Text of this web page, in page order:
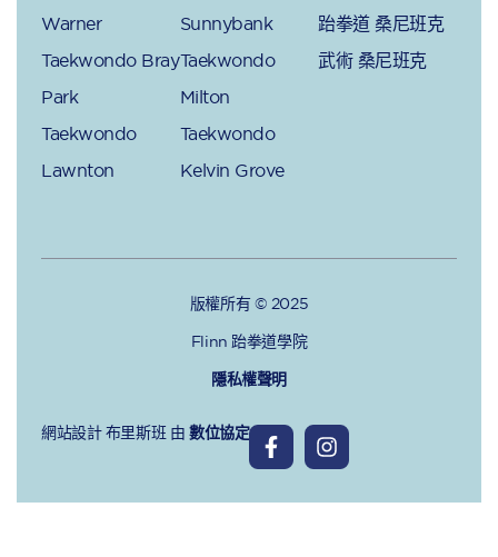
Warner
Taekwondo Bray
Park
Taekwondo
Lawnton
Sunnybank
Taekwondo
Milton
Taekwondo
Kelvin Grove
跆拳道 桑尼班克
武術 桑尼班克
版權所有 © 2025
Flinn 跆拳道學院
隱私權聲明
網站設計 布里斯班 由 數位協定